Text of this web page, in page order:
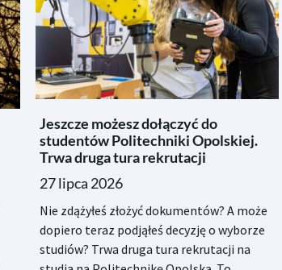
Jeszcze możesz dołączyć do
studentów Politechniki Opolskiej.
Trwa druga tura rekrutacji
27 lipca 2026
Nie zdążyłeś złożyć dokumentów? A może
dopiero teraz podjąłeś decyzję o wyborze
studiów? Trwa druga tura rekrutacji na